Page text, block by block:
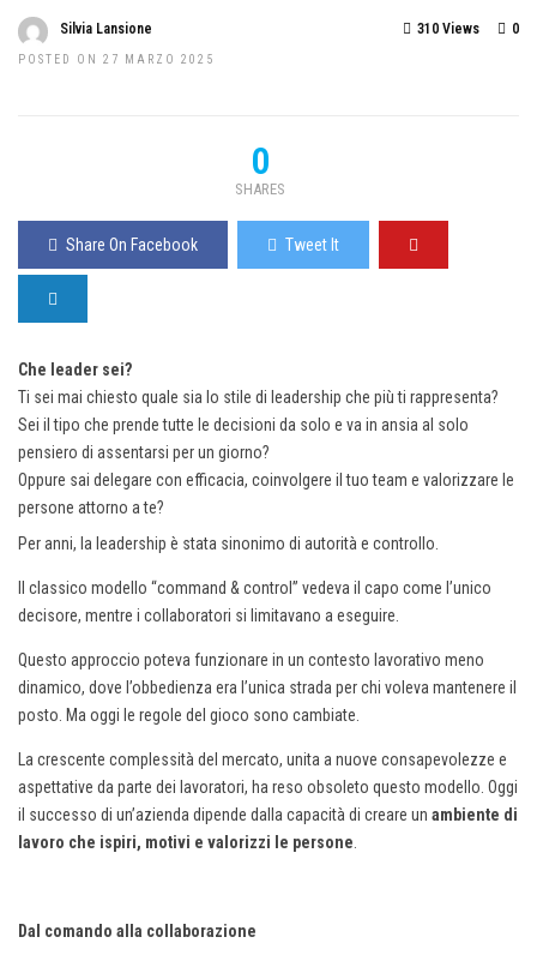
Silvia Lansione
POSTED ON 27 MARZO 2025
0
310 Views
0
SHARES
Share On Facebook Tweet It
Che leader sei?
Ti sei mai chiesto quale sia lo stile di leadership che più ti rappresenta?
Sei il tipo che prende tutte le decisioni da solo e va in ansia al solo
pensiero di assentarsi per un giorno?
Oppure sai delegare con efficacia, coinvolgere il tuo team e valorizzare le
persone attorno a te?
Per anni, la leadership è stata sinonimo di autorità e controllo.
Il classico modello “command & control” vedeva il capo come l’unico
decisore, mentre i collaboratori si limitavano a eseguire.
Questo approccio poteva funzionare in un contesto lavorativo meno
dinamico, dove l’obbedienza era l’unica strada per chi voleva mantenere il
posto. Ma oggi le regole del gioco sono cambiate.
La crescente complessità del mercato, unita a nuove consapevolezze e
aspettative da parte dei lavoratori, ha reso obsoleto questo modello. Oggi
il successo di un’azienda dipende dalla capacità di creare un ambiente di
lavoro che ispiri, motivi e valorizzi le persone
Dal comando alla collaborazione